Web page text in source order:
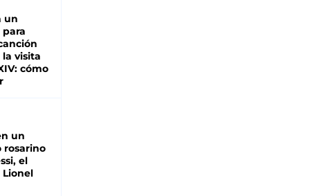
un
para
visita
cómo
un
rosarino
el